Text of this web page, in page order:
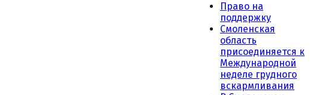
Право на
поддержку
Смоленская
область
присоединяется к
Международной
неделе грудного
вскармливания